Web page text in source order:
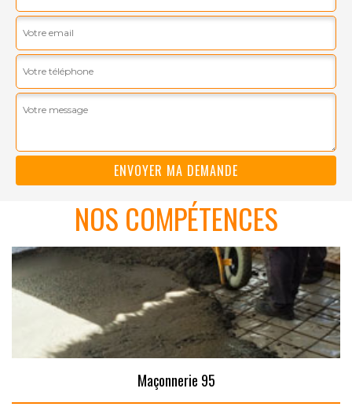
NOS COMPÉTENCES
Maçonnerie 95